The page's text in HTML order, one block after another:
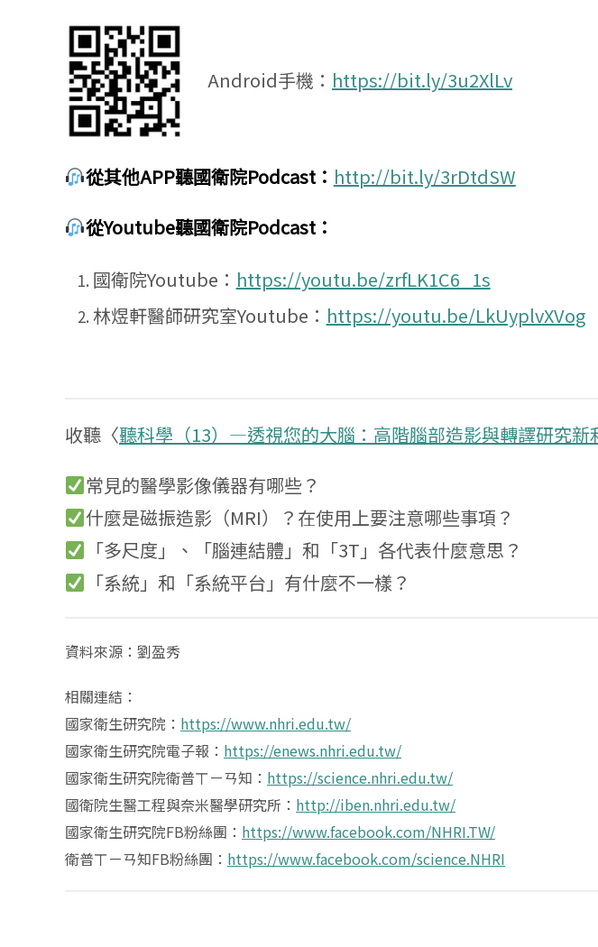
Android手機： https://bit.ly/3u2XlLv
從其他APP聽國衛院Podcast： http://bit.ly/3rDtdSW
從Youtube聽國衛院Podcast：
國衛院Youtube： https://youtu.be/zrfLK1C6_1s
林煜軒醫師研究室Youtube： https://youtu.be/LkUyplvXVog
收聽〈聽科學（13）—透視您的大腦：高階腦部造影與轉譯研究新
常見的醫學影像儀器有哪些？
什麼是磁振造影（MRI）？在使用上要注意哪些事項？
「多尺度」、「腦連結體」和「3T」各代表什麼意思？
「系統」和「系統平台」有什麼不一樣？
資料來源：劉盈秀
相關連結：
國家衛生研究院： https://www.nhri.edu.tw/
國家衛生研究院電子報： https://enews.nhri.edu.tw/
國家衛生研究院衛普ㄒㄧㄢ知： https://science.nhri.edu.tw/
國衛院生醫工程與奈米醫學研究所： http://iben.nhri.edu.tw/
國家衛生研究院FB粉絲團： https://www.facebook.com/NHRI.TW/
衛普ㄒㄧㄢ知FB粉絲團： https://www.facebook.com/science.NHRI